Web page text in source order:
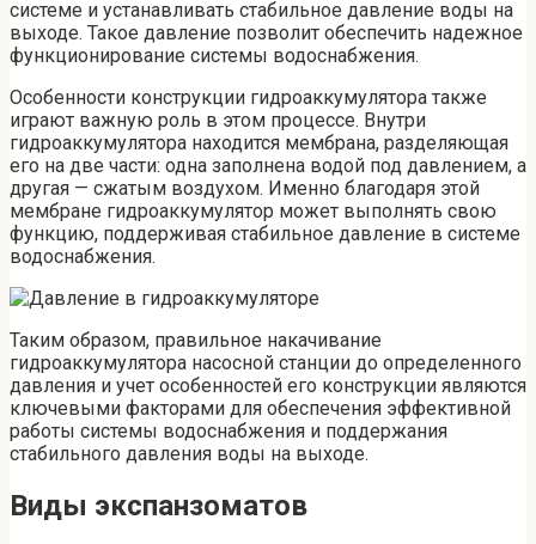
системе и устанавливать стабильное давление воды на
выходе. Такое давление позволит обеспечить надежное
функционирование системы водоснабжения.
Особенности конструкции гидроаккумулятора также
играют важную роль в этом процессе. Внутри
гидроаккумулятора находится мембрана, разделяющая
его на две части: одна заполнена водой под давлением, а
другая — сжатым воздухом. Именно благодаря этой
мембране гидроаккумулятор может выполнять свою
функцию, поддерживая стабильное давление в системе
водоснабжения.
Таким образом, правильное накачивание
гидроаккумулятора насосной станции до определенного
давления и учет особенностей его конструкции являются
ключевыми факторами для обеспечения эффективной
работы системы водоснабжения и поддержания
стабильного давления воды на выходе.
Виды экспанзоматов